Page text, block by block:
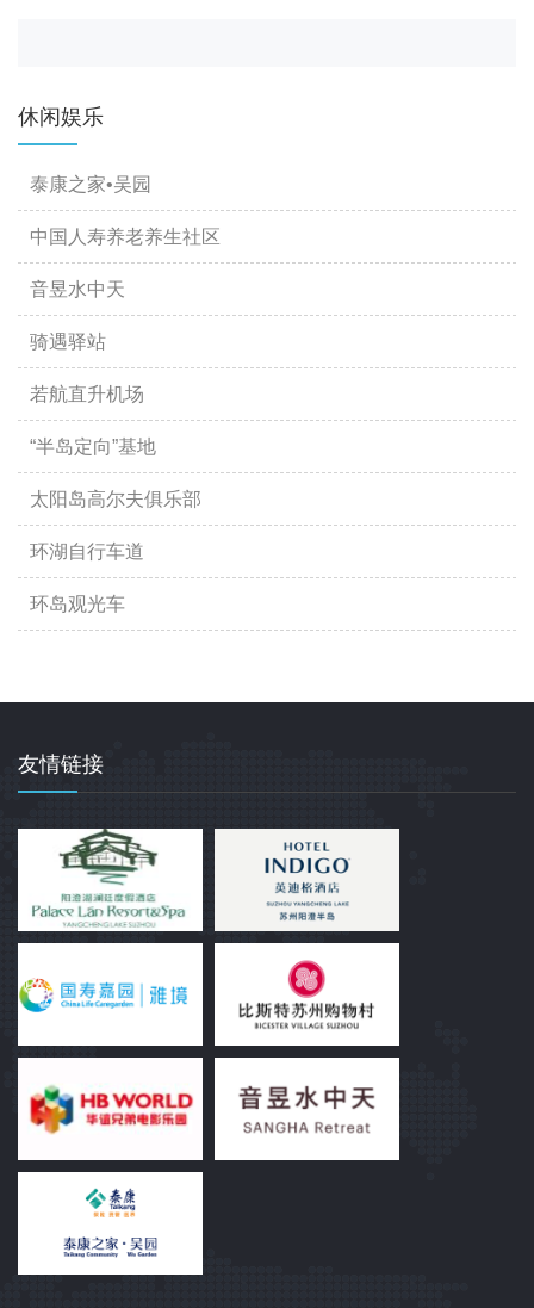
休闲娱乐
泰康之家•吴园
中国人寿养老养生社区
音昱水中天
骑遇驿站
若航直升机场
“半岛定向”基地
太阳岛高尔夫俱乐部
环湖自行车道
环岛观光车
友情链接